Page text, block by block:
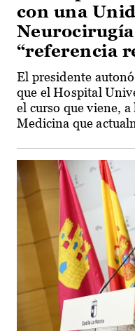
con una
“referencia
El presidente
que el Hospital
el curso que viene,
Medicina que